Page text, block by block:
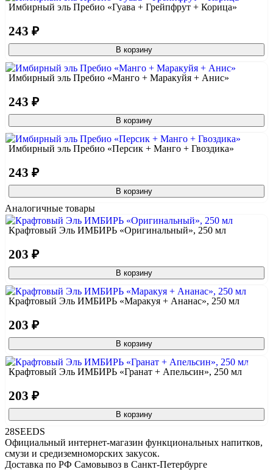
Имбирный эль Пребио «Гуава + Грейпфрут + Корица»
243 ₽
В корзину
Имбирный эль Пребио «Манго + Маракуйя + Анис»
243 ₽
В корзину
Имбирный эль Пребио «Персик + Манго + Гвоздика»
243 ₽
В корзину
Аналогичные товары
Крафтовый Эль ИМБИРЬ «Оригинальный», 250 мл
203 ₽
В корзину
Крафтовый Эль ИМБИРЬ «Маракуя + Ананас», 250 мл
203 ₽
В корзину
Крафтовый Эль ИМБИРЬ «Гранат + Апельсин», 250 мл
203 ₽
В корзину
28SEEDS
Официальный интернет-магазин функциональных напитков,
смузи и средиземноморских закусок.
Доставка по РФ Самовывоз в Санкт-Петербурге